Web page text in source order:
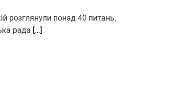
розглянули понад 40 питань,
рада […]